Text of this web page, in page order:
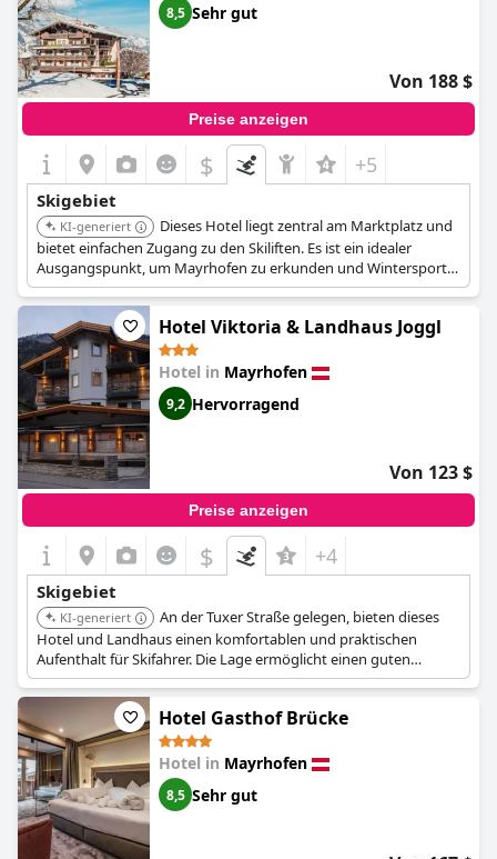
8,5 Sehr gut
Von 188 $
Preise anzeigen
$ +5
Skigebiet
KI-generiert
Dieses Hotel liegt zentral am Marktplatz und
bietet einfachen Zugang zu den Skiliften. Es ist ein idealer
Ausgangspunkt, um Mayrhofen zu erkunden und Wintersport
zu genießen.
Hotel Viktoria & Landhaus Joggl
Hotel in Mayrhofen
9,2 Hervorragend
Von 123 $
Preise anzeigen
$ +4
Skigebiet
KI-generiert
An der Tuxer Straße gelegen, bieten dieses
Hotel und Landhaus einen komfortablen und praktischen
Aufenthalt für Skifahrer. Die Lage ermöglicht einen guten
Zugang zu den Pisten und lokalen Attraktionen.
Hotel Gasthof Brücke
Hotel in Mayrhofen
8,5 Sehr gut